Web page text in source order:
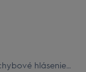
hlásenie